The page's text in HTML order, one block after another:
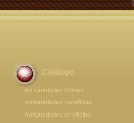
Catálogo
Antigüedades Chinas
Antigüedades Chinas
Antigüedades científicas
Antigüedades científicas
Antigüedades de oficina